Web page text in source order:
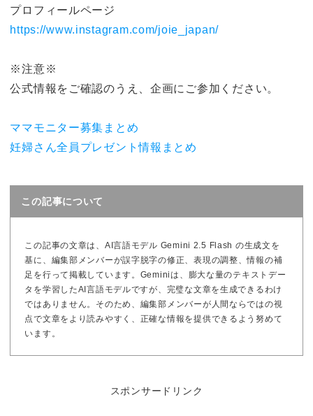
プロフィールページ
https://www.instagram.com/joie_japan/
※注意※
公式情報をご確認のうえ、企画にご参加ください。
ママモニター募集まとめ
妊婦さん全員プレゼント情報まとめ
この記事について
この記事の文章は、AI言語モデル Gemini 2.5 Flash の生成文を
基に、編集部メンバーが誤字脱字の修正、表現の調整、情報の補
足を行って掲載しています。Geminiは、膨大な量のテキストデー
タを学習したAI言語モデルですが、完璧な文章を生成できるわけ
ではありません。そのため、編集部メンバーが人間ならではの視
点で文章をより読みやすく、正確な情報を提供できるよう努めて
います。
スポンサードリンク